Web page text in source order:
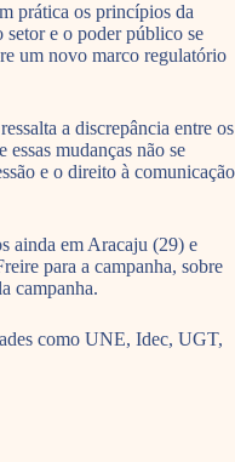
prática os princípios da
setor e o poder público se
um novo marco regulatório
a discrepância entre os
mudanças não se
e o direito à comunicação
ainda em Aracaju (29) e
para a campanha, sobre
campanha.
como UNE, Idec, UGT,